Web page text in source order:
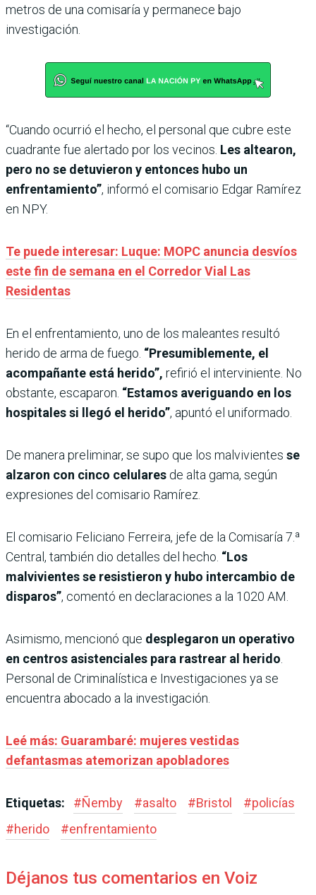
metros de una comisaría y permanece bajo
investigación.
“Cuando ocurrió el hecho, el personal que cubre este
cuadrante fue alertado por los vecinos. Les altearon,
pero no se detuvieron y entonces hubo un
enfrentamiento”, informó el comisario Edgar Ramírez
en NPY.
Te puede interesar: Luque: MOPC anuncia desvíos
este fin de semana en el Corredor Vial Las
Residentas
En el enfrentamiento, uno de los maleantes resultó
herido de arma de fuego. “Presumiblemente, el
acompañante está herido”, refirió el interviniente. No
obstante, escaparon. “Estamos averiguando en los
hospitales si llegó el herido”, apuntó el uniformado.
De manera preliminar, se supo que los malvivientes se
alzaron con cinco celulares de alta gama, según
expresiones del comisario Ramírez.
El comisario Feliciano Ferreira, jefe de la Comisaría 7.ª
Central, también dio detalles del hecho. “Los
malvivientes se resistieron y hubo intercambio de
disparos”, comentó en declaraciones a la 1020 AM.
Asimismo, mencionó que desplegaron un operativo
en centros asistenciales para rastrear al herido.
Personal de Criminalística e Investigaciones ya se
encuentra abocado a la investigación.
Leé más: Guarambaré: mujeres vestidas
defantasmas atemorizan apobladores
Etiquetas: #Ñemby #asalto #Bristol #policías
#herido #enfrentamiento
Déjanos tus comentarios en Voiz